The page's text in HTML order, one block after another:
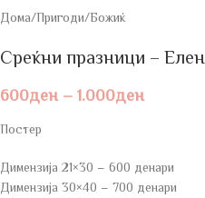
Дома/Пригоди/Божиќ
Среќни празници – Елен
600ден – 1.000ден
Постер
Димензија 21×30 – 600 денари
Димензија 30×40 – 700 денари